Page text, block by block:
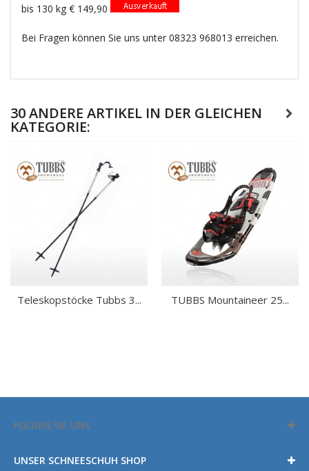
bis 130 kg € 149,90
Bei Fragen können Sie uns unter 08323 968013 erreichen.
30 ANDERE ARTIKEL IN DER GLEICHEN
KATEGORIE:
Teleskopstöcke Tubbs 3... TUBBS Mountaineer 25...
FOLGEN SIE UNS
UNSER SCHNEESCHUH SHOP